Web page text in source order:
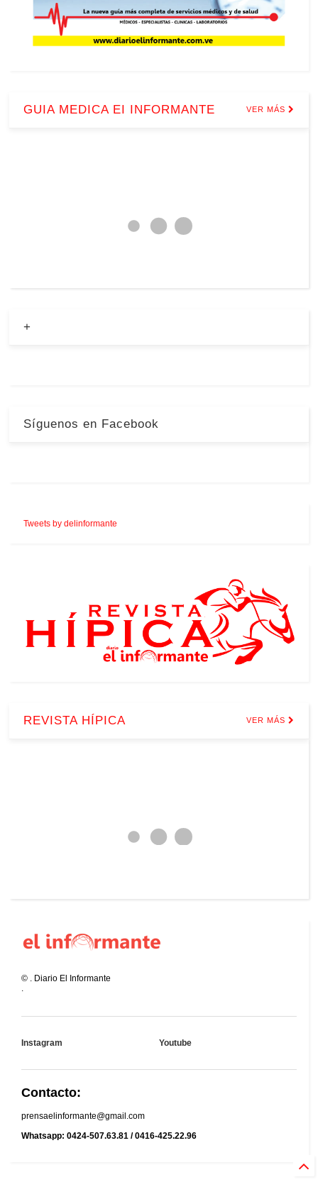
GUIA MEDICA EI INFORMANTE VER MÁS
+
Síguenos en Facebook
Tweets by delinformante
REVISTA HÍPICA VER MÁS
© . Diario El Informante
.
Instagram Youtube
Contacto:
prensaelinformante@gmail.com
Whatsapp: 0424-507.63.81 / 0416-425.22.96